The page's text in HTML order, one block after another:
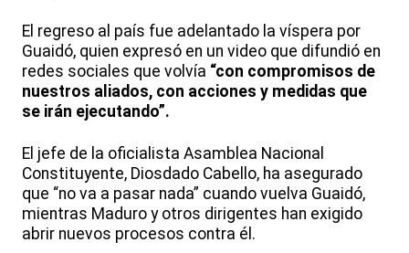
El regreso al país fue adelantado la víspera por
Guaidó, quien expresó en un video que difundió en
redes sociales que volvía “con compromisos de
nuestros aliados, con acciones y medidas que
se irán ejecutando”.
El jefe de la oficialista Asamblea Nacional
Constituyente, Diosdado Cabello, ha asegurado
que “no va a pasar nada” cuando vuelva Guaidó,
mientras Maduro y otros dirigentes han exigido
abrir nuevos procesos contra él.